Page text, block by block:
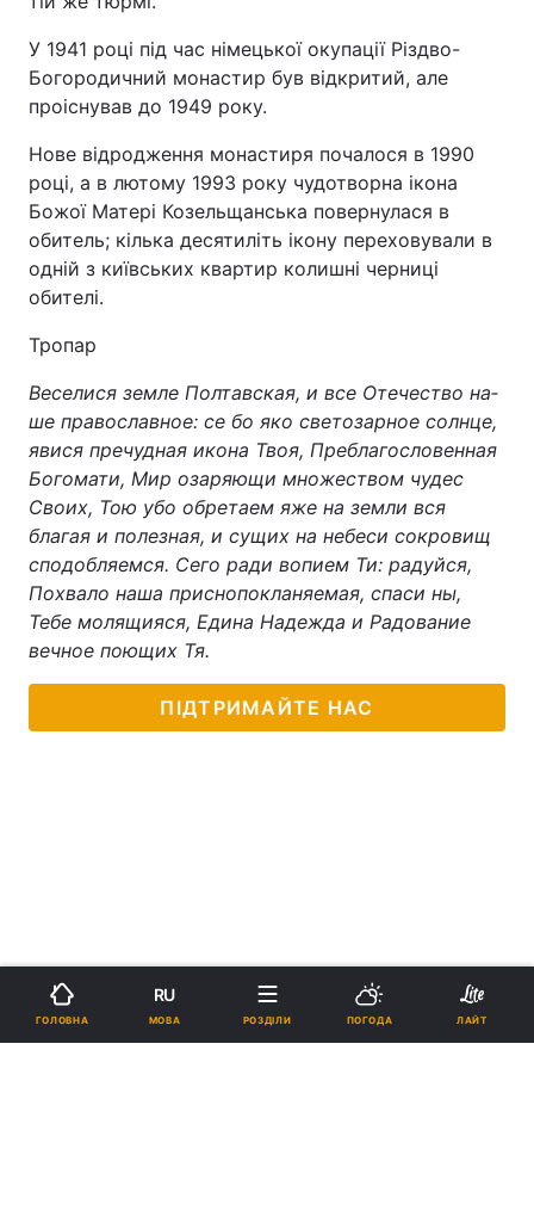
У 1941 році під час німецької окупації Різдво-
Богородичний монастир був відкритий, але
проіснував до 1949 року.
Нове відродження монастиря почалося в 1990
році, а в лютому 1993 року чудотворна ікона
Божої Матері Козельщанська повернулася в
обитель; кілька десятиліть ікону переховували в
одній з київських квартир колишні черниці
обителі.
Тропар
Веселися земле Полтавская, и все Отечество на­
ше православное: се бо яко светозарное солн­це,
явися пречудная икона Твоя, Преблагословенная
Богомати, Мир озаряющи множеством чудес
Своих, Тою убо обретаем яже на земли вся
благая и полезная, и сущих на небеси сокровищ
сподобля­емся. Сего ради вопием Ти: радуйся,
Похвало наша приснопокланяемая, спаси ны,
Тебе молящияся, Едина Надежда и Радование
вечное поющих Тя.
ПІДТРИМАЙТЕ НАС
ГОЛОВНА
RU
МОВА РОЗДІЛИ ПОГОДА ЛАЙТ